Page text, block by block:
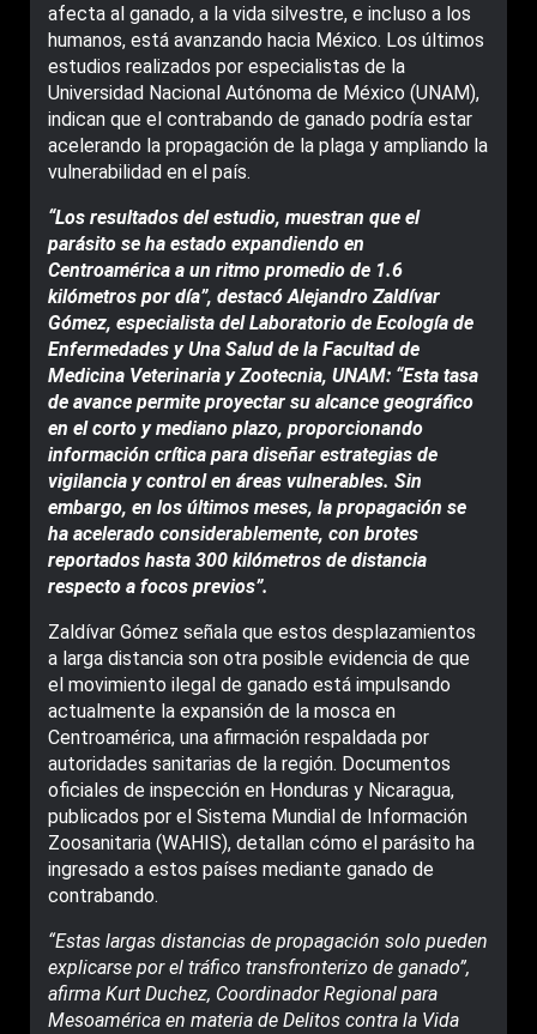
afecta al ganado, a la vida silvestre, e incluso a los
humanos, está avanzando hacia México. Los últimos
estudios realizados por especialistas de la
Universidad Nacional Autónoma de México (UNAM),
indican que el contrabando de ganado podría estar
acelerando la propagación de la plaga y ampliando la
vulnerabilidad en el país.
“Los resultados del estudio, muestran que el
parásito se ha estado expandiendo en
Centroamérica a un ritmo promedio de 1.6
kilómetros por día”, destacó Alejandro Zaldívar
Gómez, especialista del Laboratorio de Ecología de
Enfermedades y Una Salud de la Facultad de
Medicina Veterinaria y Zootecnia, UNAM: “Esta tasa
de avance permite proyectar su alcance geográfico
en el corto y mediano plazo, proporcionando
información crítica para diseñar estrategias de
vigilancia y control en áreas vulnerables. Sin
embargo, en los últimos meses, la propagación se
ha acelerado considerablemente, con brotes
reportados hasta 300 kilómetros de distancia
respecto a focos previos”.
Zaldívar Gómez señala que estos desplazamientos
a larga distancia son otra posible evidencia de que
el movimiento ilegal de ganado está impulsando
actualmente la expansión de la mosca en
Centroamérica, una afirmación respaldada por
autoridades sanitarias de la región. Documentos
oficiales de inspección en Honduras y Nicaragua,
publicados por el Sistema Mundial de Información
Zoosanitaria (WAHIS), detallan cómo el parásito ha
ingresado a estos países mediante ganado de
contrabando.
“Estas largas distancias de propagación solo pueden
explicarse por el tráfico transfronterizo de ganado”,
afirma Kurt Duchez, Coordinador Regional para
Mesoamérica en materia de Delitos contra la Vida